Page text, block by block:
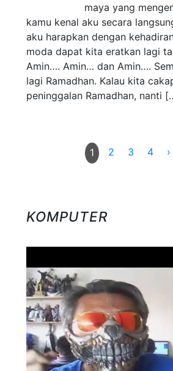
maya yang
kamu kenal aku secara
aku harapkan dengan
moda dapat kita eratkan lagi
Amin…. Amin… dan Amin….
lagi Ramadhan. Kalau kita
peninggalan Ramadhan, nanti
1 2 3 4 ›
KOMPUTER